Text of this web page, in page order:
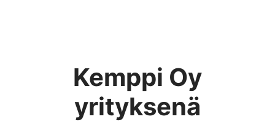
Kemppi Oy
yrityksenä